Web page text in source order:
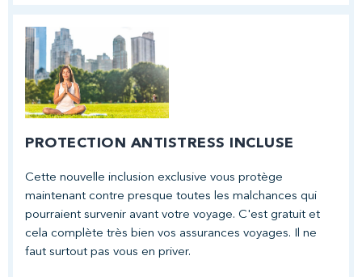
PROTECTION ANTISTRESS INCLUSE
Cette nouvelle inclusion exclusive vous protège
maintenant contre presque toutes les malchances qui
pourraient survenir avant votre voyage. C'est gratuit et
cela complète très bien vos assurances voyages. Il ne
faut surtout pas vous en priver.